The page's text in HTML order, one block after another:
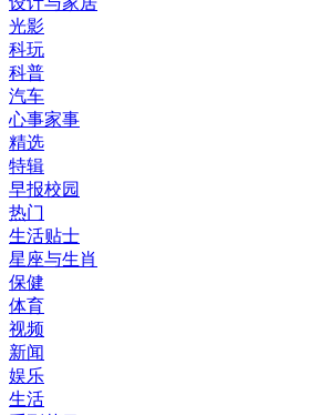
光影
科玩
科普
汽车
心事家事
精选
特辑
早报校园
热门
生活贴士
星座与生肖
保健
体育
视频
新闻
娱乐
生活